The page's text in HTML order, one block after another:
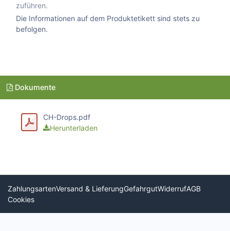
zuführen.
Die Informationen auf dem Produktetikett sind stets zu
befolgen.
Dokumente
CH-Drops.pdf
Herunterladen
ZahlungsartenVersand & LieferungGefahrgutWiderrufAGB
Cookies